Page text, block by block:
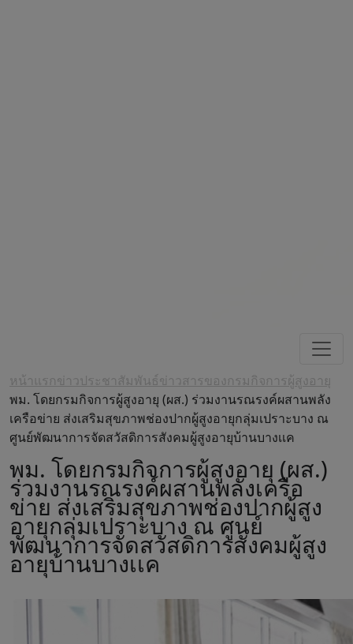
หน้าแรกข่าวประชาสัมพันธ์ข่าวสารของกรมกิจการผู้สูงอายุ
พม. โดยกรมกิจการผู้สูงอายุ (ผส.) ร่วมงานรณรงค์ผสานพลัง
เครือข่าย ส่งเสริมสุขภาพช่องปากผู้สูงอายุกลุ่มเปราะบาง ณ
ศูนย์พัฒนาการจัดสวัสดิการสังคมผู้สูงอายุบ้านบางเเค
พม. โดยกรมกิจการผู้สูงอายุ (ผส.)
ร่วมงานรณรงค์ผสานพลังเครือ
ข่าย ส่งเสริมสุขภาพช่องปากผู้สูง
อายุกลุ่มเปราะบาง ณ ศูนย์
พัฒนาการจัดสวัสดิการสังคมผู้สูง
อายุบ้านบางเเค